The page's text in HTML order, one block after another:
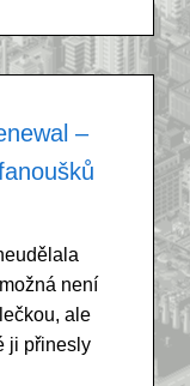
není
ale
ji přinesly